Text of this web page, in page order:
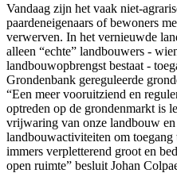
Vandaag zijn het vaak niet-
paardeneigenaars of bewoners
verwerven. In het vernieuwde
alleen “echte” landbouwers -
landbouwopbrengst bestaat -
Grondenbank gereguleerde
“Een meer vooruitziend en
optreden op de grondenmarkt is
vrijwaring van onze landbouw
landbouwactiviteiten om
immers verpletterend groot en
open ruimte” besluit Johan